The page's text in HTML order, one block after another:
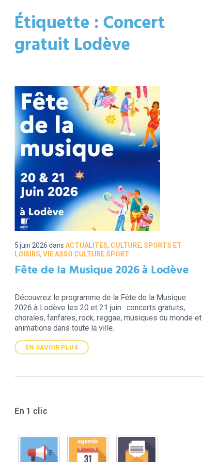
Étiquette : Concert
gratuit Lodève
5 juin 2026 dans ACTUALITES, CULTURE, SPORTS ET
LOISIRS, VIE ASSO CULTURE SPORT
Fête de la Musique 2026 à Lodève
Découvrez le programme de la Fête de la Musique
2026 à Lodève les 20 et 21 juin : concerts gratuits,
chorales, fanfares, rock, reggae, musiques du monde et
animations dans toute la ville.
EN SAVOIR PLUS
En 1 clic